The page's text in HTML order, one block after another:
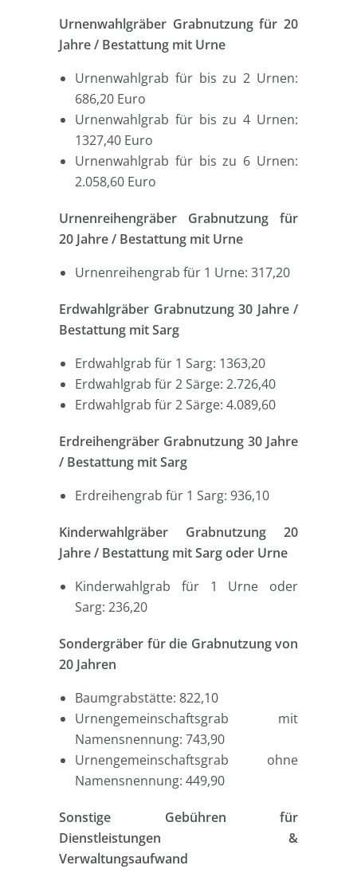
Urnenwahlgräber Grabnutzung für 20
Jahre / Bestattung mit Urne
Urnenwahlgrab für bis zu 2 Urnen:
686,20 Euro
Urnenwahlgrab für bis zu 4 Urnen:
1327,40 Euro
Urnenwahlgrab für bis zu 6 Urnen:
2.058,60 Euro
Urnenreihengräber Grabnutzung für
20 Jahre / Bestattung mit Urne
Urnenreihengrab für 1 Urne: 317,20
Erdwahlgräber Grabnutzung 30 Jahre /
Bestattung mit Sarg
Erdwahlgrab für 1 Sarg: 1363,20
Erdwahlgrab für 2 Särge: 2.726,40
Erdwahlgrab für 2 Särge: 4.089,60
Erdreihengräber Grabnutzung 30 Jahre
/ Bestattung mit Sarg
Erdreihengrab für 1 Sarg: 936,10
Kinderwahlgräber Grabnutzung 20
Jahre / Bestattung mit Sarg oder Urne
Kinderwahlgrab für 1 Urne oder
Sarg: 236,20
Sondergräber für die Grabnutzung von
20 Jahren
Baumgrabstätte: 822,10
Urnengemeinschaftsgrab mit
Namensnennung: 743,90
Urnengemeinschaftsgrab ohne
Namensnennung: 449,90
Sonstige Gebühren für
Dienstleistungen &
Verwaltungsaufwand